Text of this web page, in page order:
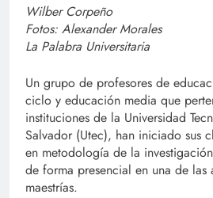
Wilber Corpeño
Fotos: Alexander Morales
La Palabra Universitaria
Un grupo de profesores de
ciclo y educación media que
instituciones de la Universidad
Salvador (Utec), han iniciado sus
en metodología de la
de forma presencial en una de las
maestrías.